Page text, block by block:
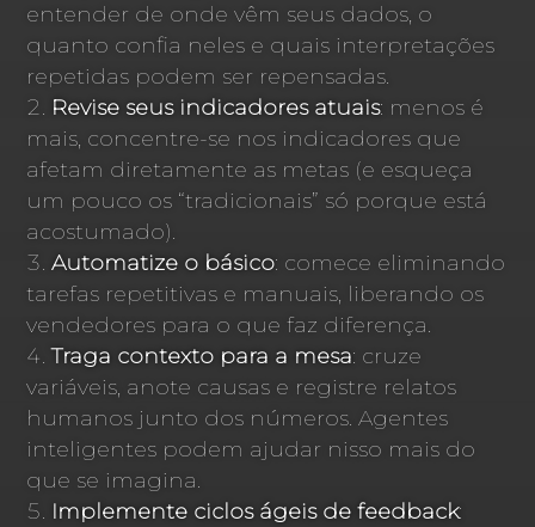
entender de onde vêm seus dados, o
quanto confia neles e quais interpretações
repetidas podem ser repensadas.
Revise seus indicadores atuais: menos é
mais, concentre-se nos indicadores que
afetam diretamente as metas (e esqueça
um pouco os “tradicionais” só porque está
acostumado).
Automatize o básico: comece eliminando
tarefas repetitivas e manuais, liberando os
vendedores para o que faz diferença.
Traga contexto para a mesa: cruze
variáveis, anote causas e registre relatos
humanos junto dos números. Agentes
inteligentes podem ajudar nisso mais do
que se imagina.
Implemente ciclos ágeis de feedback: